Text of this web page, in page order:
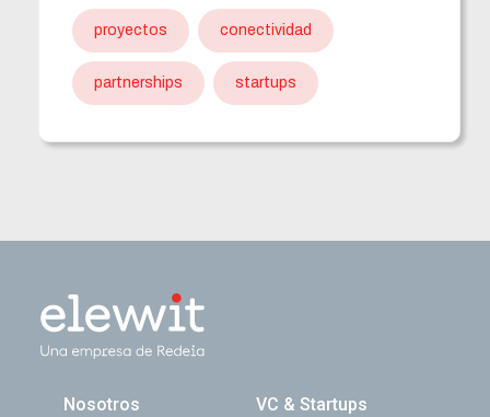
proyectos conectividad
partnerships startups
Navegación principal
Nosotros
VC & Startups